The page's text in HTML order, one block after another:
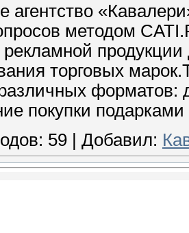
агентство
методом
рекламной
торговых
форматов:
покупки
59 | Добавил: